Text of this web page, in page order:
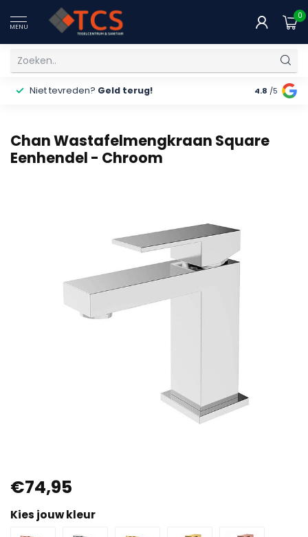
MENU
0
Niet tevreden? Geld terug! Gratis
4.8 /5
Chan Wastafelmengkraan Square
Eenhendel - Chroom
€74,95
Kies jouw kleur